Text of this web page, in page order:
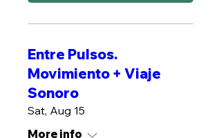
Entre Pulsos.
Movimiento + Viaje
Sonoro
Sat, Aug 15
More info